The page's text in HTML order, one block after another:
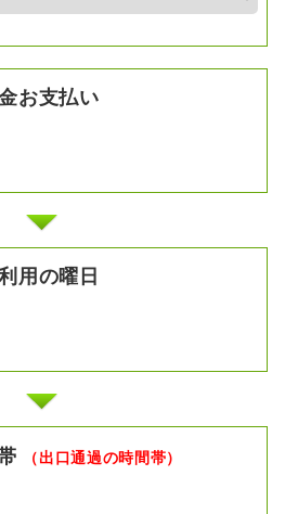
お支払い
用の曜日
（出口通過の時間帯）